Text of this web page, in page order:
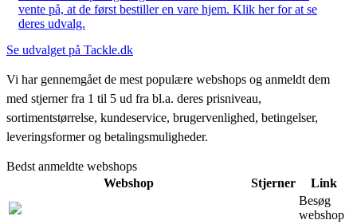
vente på, at de først bestiller en vare hjem. Klik her for at se
deres udvalg.
Se udvalget på Tackle.dk
Vi har gennemgået de mest populære webshops og anmeldt dem
med stjerner fra 1 til 5 ud fra bl.a. deres prisniveau,
sortimentstørrelse, kundeservice, brugervenlighed, betingelser,
leveringsformer og betalingsmuligheder.
Bedst anmeldte webshops
Webshop
Stjerner
Link
Besøg
webshop